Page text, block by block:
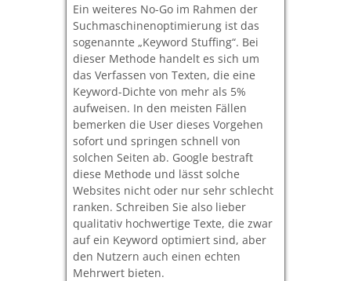
Ein weiteres No-Go im Rahmen der
Suchmaschinenoptimierung ist das
sogenannte „Keyword Stuffing“. Bei
dieser Methode handelt es sich um
das Verfassen von Texten, die eine
Keyword-Dichte von mehr als 5%
aufweisen. In den meisten Fällen
bemerken die User dieses Vorgehen
sofort und springen schnell von
solchen Seiten ab. Google bestraft
diese Methode und lässt solche
Websites nicht oder nur sehr schlecht
ranken. Schreiben Sie also lieber
qualitativ hochwertige Texte, die zwar
auf ein Keyword optimiert sind, aber
den Nutzern auch einen echten
Mehrwert bieten.